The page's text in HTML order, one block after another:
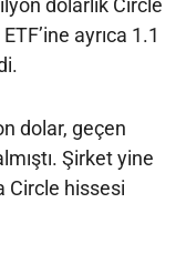
dolarlık Circle
ayrıca 1.1
dolar, geçen
Şirket yine
Circle hissesi